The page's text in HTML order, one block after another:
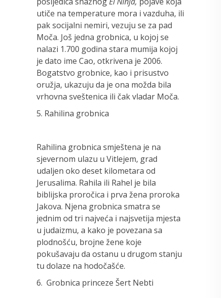
utiče na temperature mora i vazduha, ili
pak socijalni nemiri, vezuju se za pad
Moča. Još jedna grobnica, u kojoj se
nalazi 1.700 godina stara mumija kojoj
je dato ime Cao, otkrivena je 2006.
Bogatstvo grobnice, kao i prisustvo
oružja, ukazuju da je ona možda bila
vrhovna sveštenica ili čak vladar Moča.
5. Rahilina grobnica
Rahilina grobnica smještena je na
sjevernom ulazu u Vitlejem, grad
udaljen oko deset kilometara od
Jerusalima. Rahila ili Rahel je bila
biblijska proročica i prva žena proroka
Jakova. Njena grobnica smatra se
jednim od tri najveća i najsvetija mjesta
u judaizmu, a kako je povezana sa
plodnošću, brojne žene koje
pokušavaju da ostanu u drugom stanju
tu dolaze na hodočašće.
6. Grobnica princeze Šert Nebti